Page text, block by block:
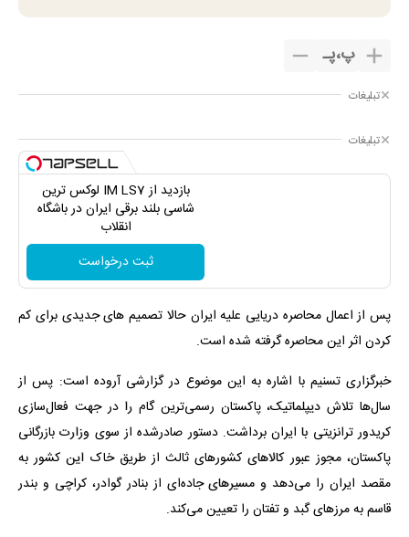
پ،پـ
تبلیغات
تبلیغات
بازدید از IM LS7 لوکس ترین
شاسی بلند برقی ایران در باشگاه
انقلاب
ثبت درخواست
پس از اعمال محاصره دریایی علیه ایران حالا تصمیم های جدیدی برای کم
کردن اثر این محاصره گرفته شده است.
خبرگزاری تسنیم با اشاره به این موضوع در گزارشی آروده است: پس از
سال‌ها تلاش دیپلماتیک، پاکستان رسمی‌ترین گام را در جهت فعال‌سازی
کریدور ترانزیتی با ایران برداشت. دستور صادرشده از سوی وزارت بازرگانی
پاکستان، مجوز عبور کالاهای کشورهای ثالث از طریق خاک این کشور به
مقصد ایران را می‌دهد و مسیرهای جاده‌ای از بنادر گوادر، کراچی و بندر
قاسم به مرزهای گبد و تفتان را تعیین می‌کند.